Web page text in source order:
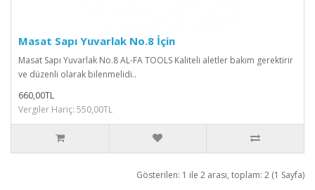
Masat Sapı Yuvarlak No.8 İçin
Masat Sapı Yuvarlak No.8 AL-FA TOOLS Kaliteli aletler bakım gerektirir
ve düzenli olarak bilenmelidi..
660,00TL
Vergiler Hariç: 550,00TL
Gösterilen: 1 ile 2 arası, toplam: 2 (1 Sayfa)